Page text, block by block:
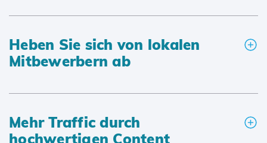
Heben Sie sich von lokalen
Mitbewerbern ab
Mehr Traffic durch
hochwertigen Content